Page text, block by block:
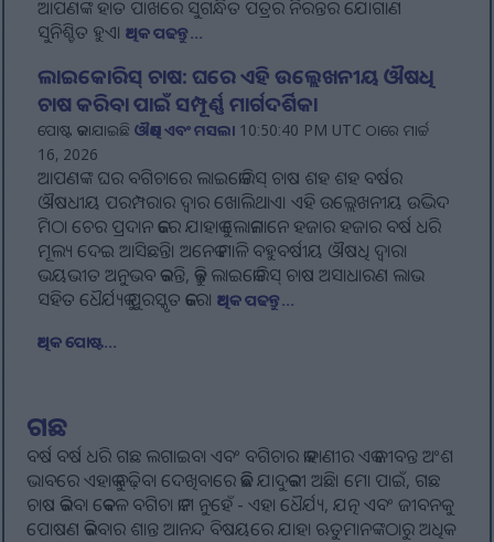
ଆପଣଙ୍କ ହାତ ପାଖରେ ସୁଗନ୍ଧିତ ପତ୍ରର ନିରନ୍ତର ଯୋଗାଣ
ସୁନିଶ୍ଚିତ ହୁଏ।ଅଧିକ ପଢନ୍ତୁ...
ଲାଇକୋରିସ୍ ଚାଷ: ଘରେ ଏହି ଉଲ୍ଲେଖନୀୟ ଔଷଧି
ଚାଷ କରିବା ପାଇଁ ସମ୍ପୂର୍ଣ୍ଣ ମାର୍ଗଦର୍ଶିକା
ପୋଷ୍ଟ କରାଯାଇଛିଔଷଧି ଏବଂ ମସଲା 10:50:40 PM UTC ଠାରେ ମାର୍ଚ୍ଚ
16, 2026
ଆପଣଙ୍କ ଘର ବଗିଚାରେ ଲାଇକୋରିସ୍ ଚାଷ ଶହ ଶହ ବର୍ଷର
ଔଷଧୀୟ ପରମ୍ପରାର ଦ୍ୱାର ଖୋଲିଥାଏ। ଏହି ଉଲ୍ଲେଖନୀୟ ଉଦ୍ଭିଦ
ମିଠା ଚେର ପ୍ରଦାନ କରେ ଯାହାକୁ ଲୋକମାନେ ହଜାର ହଜାର ବର୍ଷ ଧରି
ମୂଲ୍ୟ ଦେଇ ଆସିଛନ୍ତି। ଅନେକ ମାଳି ବହୁବର୍ଷୀୟ ଔଷଧି ଦ୍ୱାରା
ଭୟଭୀତ ଅନୁଭବ କରନ୍ତି, କିନ୍ତୁ ଲାଇକୋରିସ୍ ଚାଷ ଅସାଧାରଣ ଲାଭ
ସହିତ ଧୈର୍ଯ୍ୟକୁ ପୁରସ୍କୃତ କରେ।ଅଧିକ ପଢନ୍ତୁ...
ଅଧିକ ପୋଷ୍ଟ...
ଗଛ
ବର୍ଷ ବର୍ଷ ଧରି ଗଛ ଲଗାଇବା ଏବଂ ବଗିଚାର କାହାଣୀର ଏକ ଜୀବନ୍ତ ଅଂଶ
ଭାବରେ ଏହାକୁ ବଢ଼ିବା ଦେଖିବାରେ କିଛି ଯାଦୁକରୀ ଅଛି। ମୋ ପାଇଁ, ଗଛ
ଚାଷ କରିବା କେବଳ ବଗିଚା କାମ ନୁହେଁ - ଏହା ଧୈର୍ଯ୍ୟ, ଯତ୍ନ ଏବଂ ଜୀବନକୁ
ପୋଷଣ କରିବାର ଶାନ୍ତ ଆନନ୍ଦ ବିଷୟରେ ଯାହା ଋତୁମାନଙ୍କଠାରୁ ଅଧିକ